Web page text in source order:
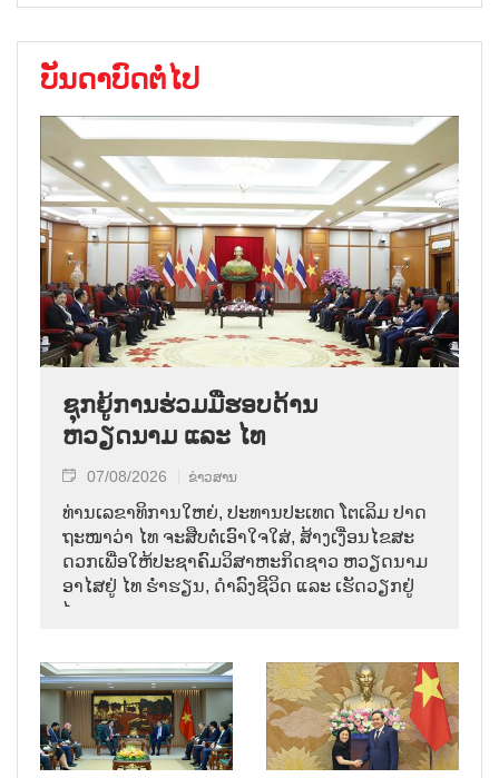
ບັນດາບົດຕໍ່ໄປ
ຊຸກຍູ້ການຮ່ວມມືຮອບດ້ານ
ຫວຽດນາມ ແລະ ໄທ
07/08/2026 ຂ່າວສານ
ທ່ານ​ເລ​ຂາ​ທິ​ການ​ໃຫຍ່, ປະ​ທານ​ປະ​ເທດ ໂຕ​ເລິມ ປາດ​
ຖະ​ໜາ​ວ່າ ໄທ​ ຈະ​ສືບ​ຕໍ່​ເອົາ​ໃຈ​ໃສ່, ສ້າງ​ເງື່ອນ​ໄຂ​ສະ​
ດວກ​ເພື່ອ​ໃຫ້​ປະ​ຊາ​ຄົມ​ວ​ິ​ສາ​ຫະ​ກິດ​ຊາວ ຫວຽດ​ນາມ
ອາ​ໄສ​ຢູ່ ໄທ ຮ່ຳ​ຮຽນ, ດຳ​ລົງ​ຊີ​ວິດ ແລະ ເຮັດ​ວຽກ​ຢູ່​
ໄທ.